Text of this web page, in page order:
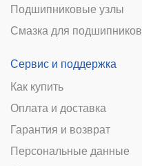
Подшипниковые узлы
Смазка для подшипников
Сервис и поддержка
Как купить
Оплата и доставка
Гарантия и возврат
Персональные данные